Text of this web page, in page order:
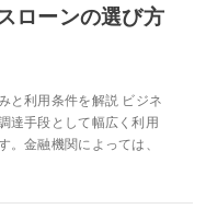
ローンの選び方
と利用条件を解説 ビジネ
達手段として幅広く利用
。金融機関によっては、